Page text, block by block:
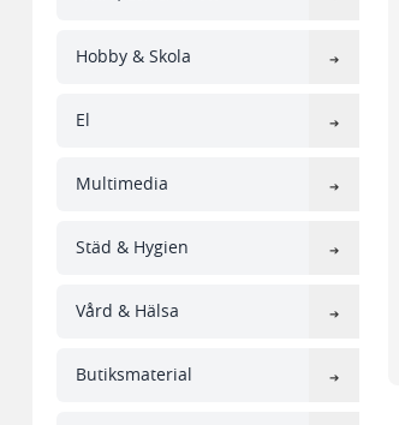
Hobby & Skola
El
Multimedia
Städ & Hygien
Vård & Hälsa
Butiksmaterial